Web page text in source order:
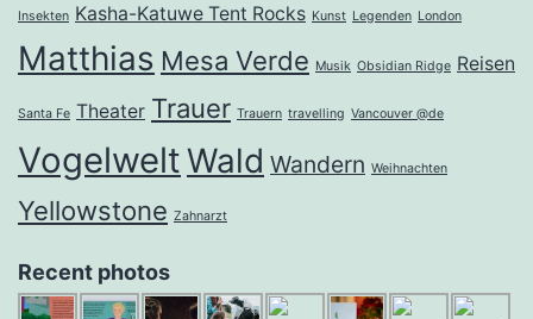
Insekten Kasha-Katuwe Tent Rocks Kunst Legenden London
Matthias Mesa Verde Musik Obsidian Ridge Reisen
Santa Fe Theater Trauer Trauern travelling Vancouver @de
VogelweltWald Wandern Weihnachten
Yellowstone Zahnarzt
Recent photos